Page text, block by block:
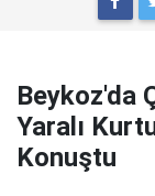
Beykoz'da
Yaralı
Konuştu